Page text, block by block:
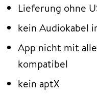
Lieferung ohne
kein Audiokabel
App nicht mit
kompatibel
kein aptX